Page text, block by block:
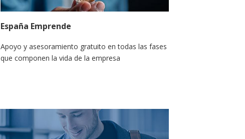
España Emprende
Apoyo y asesoramiento gratuito en todas las fases
que componen la vida de la empresa